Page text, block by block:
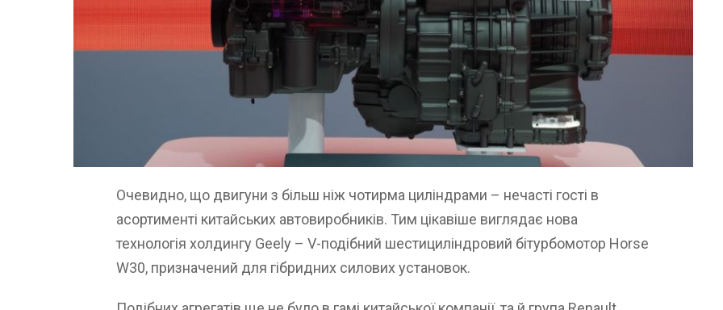
Очевидно, що двигуни з більш ніж чотирма циліндрами – нечасті гості в
асортименті китайських автовиробників. Тим цікавіше виглядає нова
технологія холдингу Geely – V-подібний шестициліндровий бітурбомотор Horse
W30, призначений для гібридних силових установок.